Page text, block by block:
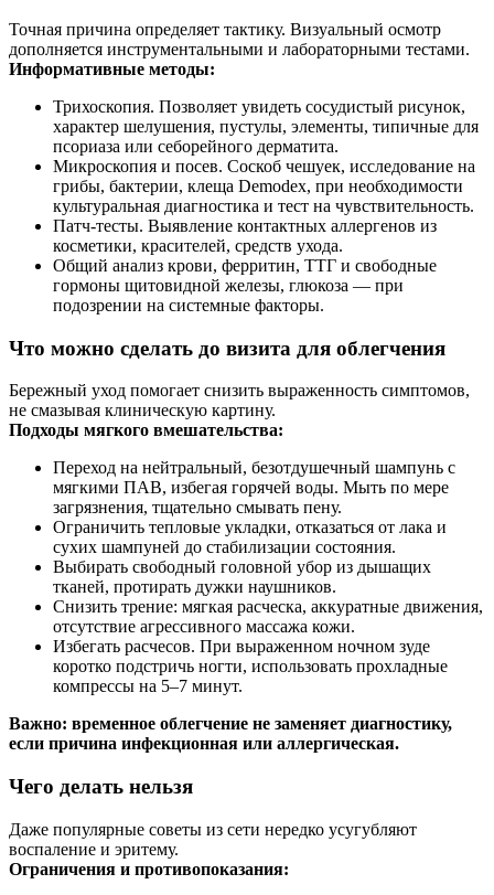
Точная причина определяет тактику. Визуальный осмотр
дополняется инструментальными и лабораторными тестами.
Информативные методы:
Трихоскопия. Позволяет увидеть сосудистый рисунок,
характер шелушения, пустулы, элементы, типичные для
псориаза или себорейного дерматита.
Микроскопия и посев. Соскоб чешуек, исследование на
грибы, бактерии, клеща Demodex, при необходимости
культуральная диагностика и тест на чувствительность.
Патч‑тесты. Выявление контактных аллергенов из
косметики, красителей, средств ухода.
Общий анализ крови, ферритин, ТТГ и свободные
гормоны щитовидной железы, глюкоза — при
подозрении на системные факторы.
Что можно сделать до визита для облегчения
Бережный уход помогает снизить выраженность симптомов,
не смазывая клиническую картину.
Подходы мягкого вмешательства:
Переход на нейтральный, безотдушечный шампунь с
мягкими ПАВ, избегая горячей воды. Мыть по мере
загрязнения, тщательно смывать пену.
Ограничить тепловые укладки, отказаться от лака и
сухих шампуней до стабилизации состояния.
Выбирать свободный головной убор из дышащих
тканей, протирать дужки наушников.
Снизить трение: мягкая расческа, аккуратные движения,
отсутствие агрессивного массажа кожи.
Избегать расчесов. При выраженном ночном зуде
коротко подстричь ногти, использовать прохладные
компрессы на 5–7 минут.
Важно: временное облегчение не заменяет диагностику,
если причина инфекционная или аллергическая.
Чего делать нельзя
Даже популярные советы из сети нередко усугубляют
воспаление и эритему.
Ограничения и противопоказания: